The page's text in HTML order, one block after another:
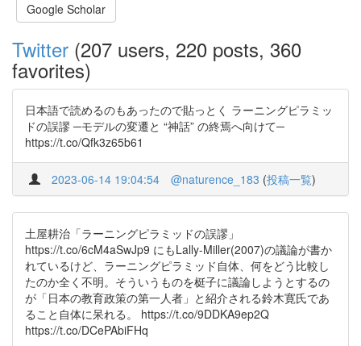
Google Scholar
Twitter (207 users, 220 posts, 360
favorites)
日本語で読めるのもあったので貼っとく ラーニングピラミッ
ドの誤謬 ─モデルの変遷と “神話” の終焉へ向けて─
https://t.co/Qfk3z65b61
2023-06-14 19:04:54 @naturence_183 (投稿一覧)
土屋耕治「ラーニングピラミッドの誤謬」
https://t.co/6cM4aSwJp9 にもLally-Miller(2007)の議論が書か
れているけど、ラーニングピラミッド自体、何をどう比較し
たのか全く不明。そういうものを梃子に議論しようとするの
が「日本の教育政策の第一人者」と紹介される鈴木寛氏であ
ること自体に呆れる。 https://t.co/9DDKA9ep2Q
https://t.co/DCePAbiFHq